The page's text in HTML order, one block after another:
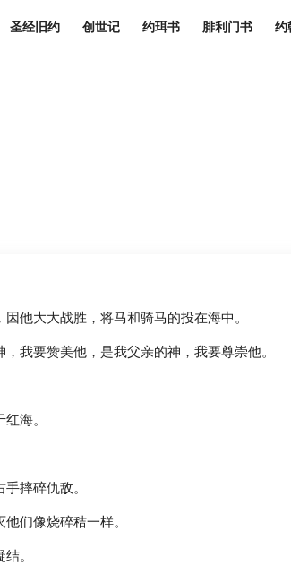
圣经旧约 创世记 约珥书 腓利门书 约
他大大战胜，将马和骑马的投在海中。
我要赞美他，是我父亲的神，我要尊崇他。
海。
摔碎仇敌。
们像烧碎秸一样。
。